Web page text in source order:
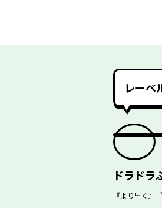
レーベ
ドラドラ
『より早く』